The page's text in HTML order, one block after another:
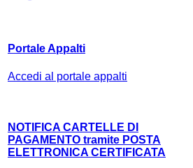
Portale Appalti
Accedi al portale appalti
NOTIFICA CARTELLE DI
PAGAMENTO tramite POSTA
ELETTRONICA CERTIFICATA